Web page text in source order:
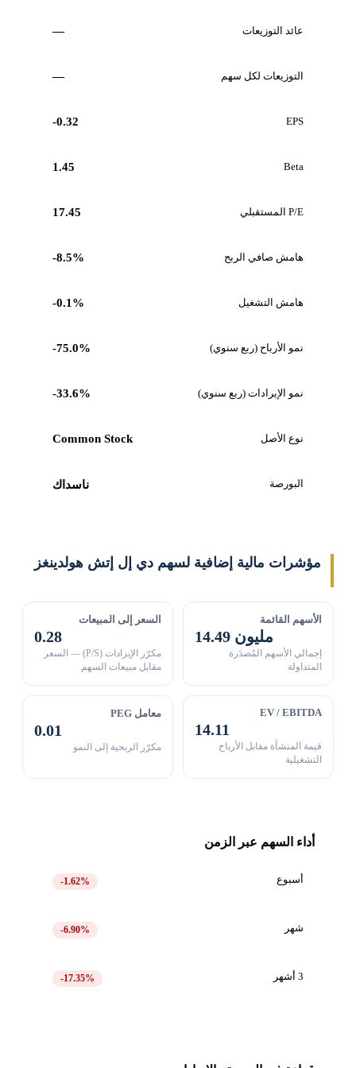
عائد التوزيعات —
التوزيعات لكل سهم —
EPS
-0.32
Beta
1.45
P/E المستقبلي 17.45
هامش صافي الربح -8.5%
هامش التشغيل -0.1%
نمو الأرباح (ربع سنوي) -75.0%
نمو الإيرادات (ربع سنوي) -33.6%
نوع الأصل Common Stock
البورصة ناسداك
مؤشرات مالية إضافية لسهم دي إل إتش هولدينغز
الأسهم القائمة
14.49 مليون
إجمالي الأسهم المُصدَرة
المتداولة
السعر إلى المبيعات
0.28
مكرّر الإيرادات (P/S) — السعر
مقابل مبيعات السهم
EV / EBITDA
14.11
قيمة المنشأة مقابل الأرباح
التشغيلية
معامل PEG
0.01
مكرّر الربحية إلى النمو
أداء السهم عبر الزمن
أسبوع -1.62%
شهر -6.90%
3 أشهر -17.35%